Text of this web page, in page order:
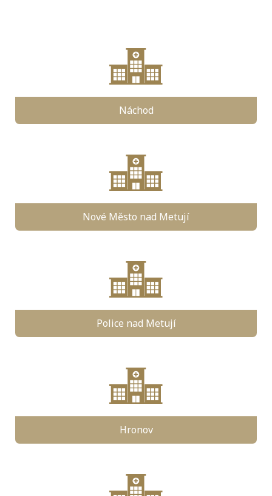
Náchod
Nové Město nad Metují
Police nad Metují
Hronov